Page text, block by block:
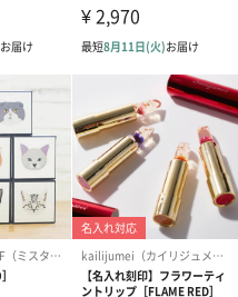
ホワイトグリ
円）
ブーケ（ピン
（1,650円）